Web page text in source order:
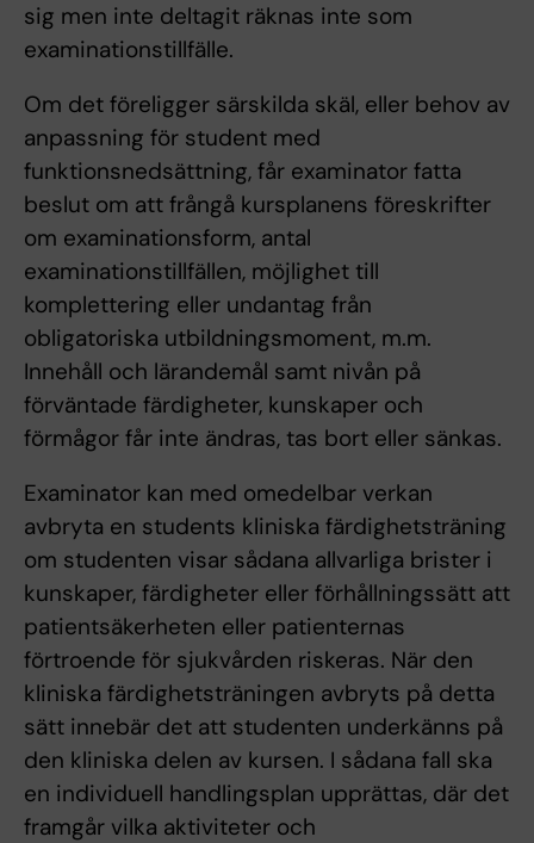
sig men inte deltagit räknas inte som
examinationstillfälle.
Om det föreligger särskilda skäl, eller behov av
anpassning för student med
funktionsnedsättning, får examinator fatta
beslut om att frångå kursplanens föreskrifter
om examinationsform, antal
examinationstillfällen, möjlighet till
komplettering eller undantag från
obligatoriska utbildningsmoment, m.m.
Innehåll och lärandemål samt nivån på
förväntade färdigheter, kunskaper och
förmågor får inte ändras, tas bort eller sänkas.
Examinator kan med omedelbar verkan
avbryta en students kliniska färdighetsträning
om studenten visar sådana allvarliga brister i
kunskaper, färdigheter eller förhållningssätt att
patientsäkerheten eller patienternas
förtroende för sjukvården riskeras. När den
kliniska färdighetsträningen avbryts på detta
sätt innebär det att studenten underkänns på
den kliniska delen av kursen. I sådana fall ska
en individuell handlingsplan upprättas, där det
framgår vilka aktiviteter och